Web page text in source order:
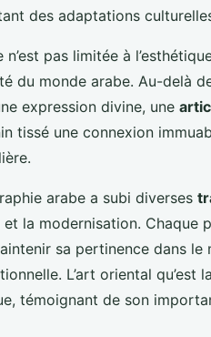
des adaptations
pas limitée à
du monde arabe. Au-delà
expression divine, une
tissé une connexion
arabe a subi diverses
et la modernisation. Chaque
sa pertinence dans le
L’art oriental qu’est
témoignant de son